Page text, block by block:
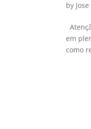
by
em
como